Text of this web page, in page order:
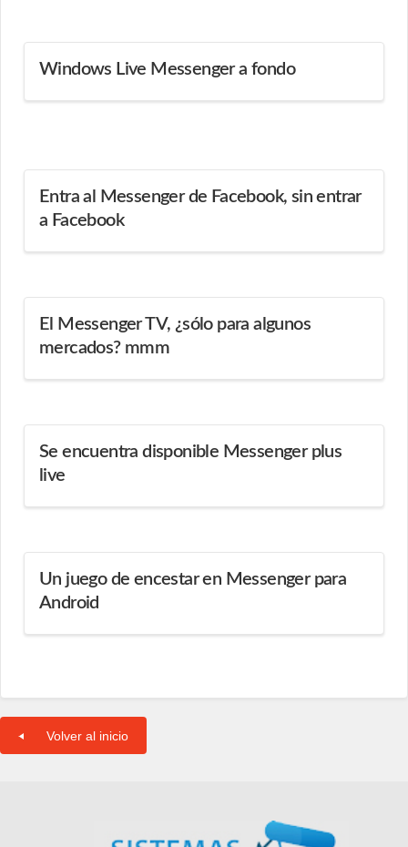
Windows Live Messenger a fondo
Entra al Messenger de Facebook, sin entrar
a Facebook
El Messenger TV, ¿sólo para algunos
mercados? mmm
Se encuentra disponible Messenger plus
live
Un juego de encestar en Messenger para
Android
Volver al inicio